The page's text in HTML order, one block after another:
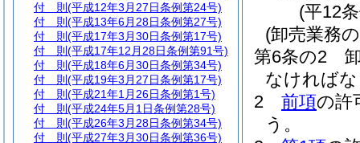
(平12
(卸売業務
第6条の2
なければ
2
前項の許
う。
付 則 (平成12年3月27日条例第24号)
付 則 (平成13年6月28日条例第27号)
付 則 (平成17年3月30日条例第17号)
付 則 (平成17年12月28日条例第91号)
付 則 (平成18年6月30日条例第34号)
付 則 (平成19年3月27日条例第17号)
付 則 (平成21年1月26日条例第1号)
付 則 (平成24年5月1日条例第28号)
付 則 (平成26年3月28日条例第34号)
付 則 (平成27年3月30日条例第36号)